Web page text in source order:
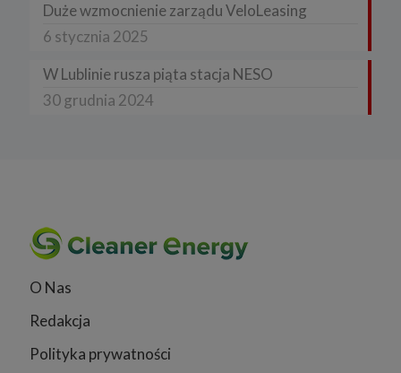
Duże wzmocnienie zarządu VeloLeasing
6 stycznia 2025
W Lublinie rusza piąta stacja NESO
30 grudnia 2024
O Nas
Redakcja
Polityka prywatności